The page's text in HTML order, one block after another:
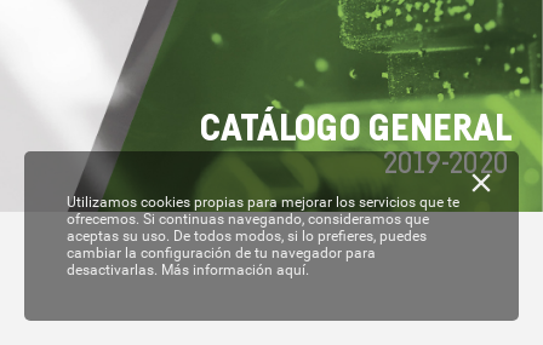
2019-2020
CATÁLOGO GENERAL
Utilizamos cookies propias para mejorar los servicios que te
ofrecemos. Si continuas navegando, consideramos que
aceptas su uso. De todos modos, si lo prefieres, puedes
cambiar la configuración de tu navegador para
desactivarlas. Más información aquí.